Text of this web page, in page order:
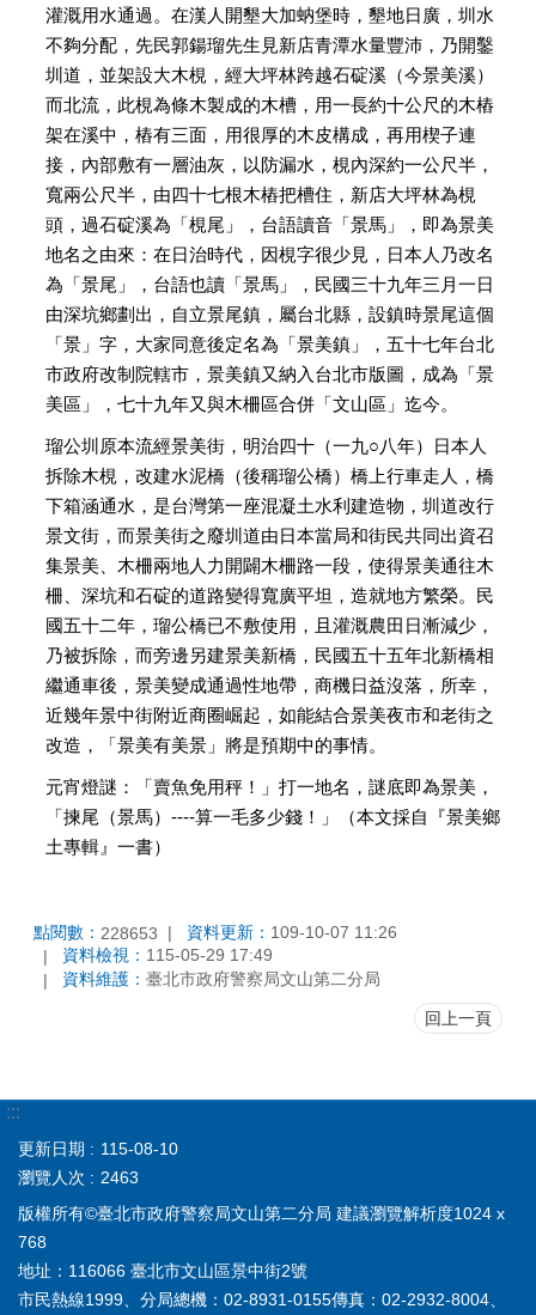
灌溉用水通過。在漢人開墾大加蚋堡時，墾地日廣，圳水
不夠分配，先民郭鍚瑠先生見新店青潭水量豐沛，乃開鑿
圳道，並架設大木梘，經大坪林跨越石碇溪（今景美溪）
而北流，此梘為條木製成的木槽，用一長約十公尺的木樁
架在溪中，樁有三面，用很厚的木皮構成，再用楔子連
接，內部敷有一層油灰，以防漏水，梘內深約一公尺半，
寬兩公尺半，由四十七根木樁把槽住，新店大坪林為梘
頭，過石碇溪為「梘尾」，台語讀音「景馬」，即為景美
地名之由來：在日治時代，因梘字很少見，日本人乃改名
為「景尾」，台語也讀「景馬」，民國三十九年三月一日
由深坑鄉劃出，自立景尾鎮，屬台北縣，設鎮時景尾這個
「景」字，大家同意後定名為「景美鎮」，五十七年台北
市政府改制院轄市，景美鎮又納入台北市版圖，成為「景
美區」，七十九年又與木柵區合併「文山區」迄今。
瑠公圳原本流經景美街，明治四十（一九○八年）日本人
拆除木梘，改建水泥橋（後稱瑠公橋）橋上行車走人，橋
下箱涵通水，是台灣第一座混凝土水利建造物，圳道改行
景文街，而景美街之廢圳道由日本當局和街民共同出資召
集景美、木柵兩地人力開闢木柵路一段，使得景美通往木
柵、深坑和石碇的道路變得寬廣平坦，造就地方繁榮。民
國五十二年，瑠公橋已不敷使用，且灌溉農田日漸減少，
乃被拆除，而旁邊另建景美新橋，民國五十五年北新橋相
繼通車後，景美變成通過性地帶，商機日益沒落，所幸，
近幾年景中街附近商圈崛起，如能結合景美夜市和老街之
改造，「景美有美景」將是預期中的事情。
元宵燈謎：「賣魚免用秤！」打一地名，謎底即為景美，
「揀尾（景馬）----算一毛多少錢！」（本文採自『景美鄉
土專輯』一書）
點閱數： 228653 資料更新： 109-10-07 11:26
資料檢視： 115-05-29 17:49
資料維護： 臺北市政府警察局文山第二分局
回上一頁
:::
更新日期
115-08-10
瀏覽人次
2463
版權所有©臺北市政府警察局文山第二分局 建議瀏覽解析度1024 x
768
地址：116066 臺北市文山區景中街2號
市民熱線1999、分局總機：02-8931-0155傳真：02-2932-8004、